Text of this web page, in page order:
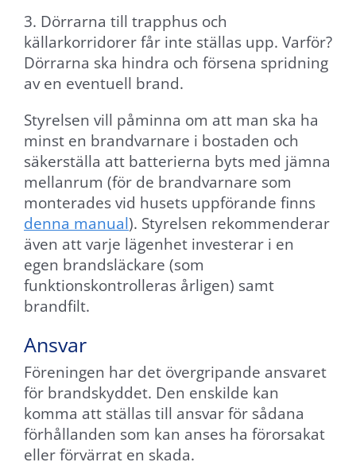
3. Dörrarna till trapphus och
källarkorridorer får inte ställas upp. Varför?
Dörrarna ska hindra och försena spridning
av en eventuell brand.
Styrelsen vill påminna om att man ska ha
minst en brandvarnare i bostaden och
säkerställa att batterierna byts med jämna
mellanrum (för de brandvarnare som
monterades vid husets uppförande finns
denna manual). Styrelsen rekommenderar
även att varje lägenhet investerar i en
egen brandsläckare (som
funktionskontrolleras årligen) samt
brandfilt.
Ansvar
Föreningen har det övergripande ansvaret
för brandskyddet. Den enskilde kan
komma att ställas till ansvar för sådana
förhållanden som kan anses ha förorsakat
eller förvärrat en skada.
anpassat innehåll
och erbjudanden.